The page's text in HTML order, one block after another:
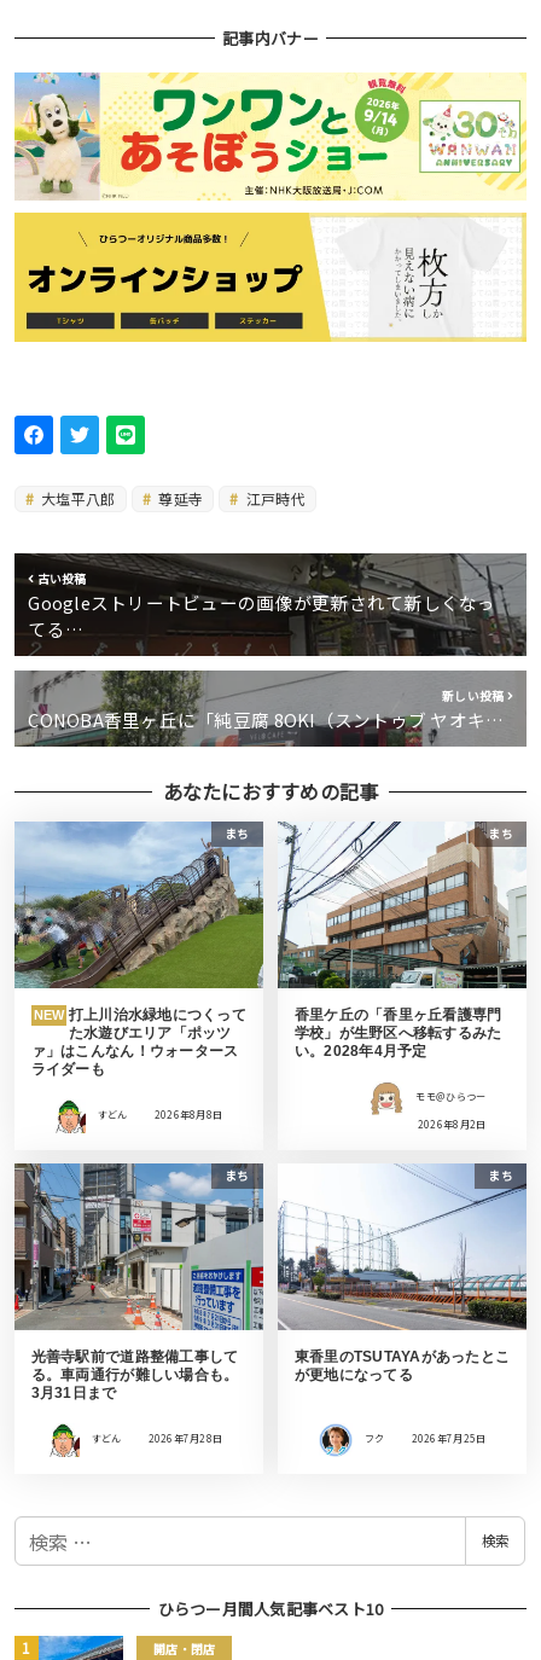
記事内バナー
大塩平八郎 尊延寺 江戸時代
古い投稿
Googleストリートビューの画像が更新されて新しくなっ
てる…
新しい投稿
CONOBA香里ヶ丘に「純豆腐 8OKI（スントゥブ ヤオキ…
あなたにおすすめの記事
まち
NEW 打上川治水緑地につくって
た水遊びエリア「ポッツ
ァ」はこんなん！ウォータース
ライダーも
すどん 2026年8月8日
まち
香里ケ丘の「香里ヶ丘看護専門
学校」が生野区へ移転するみた
い。2028年4月予定
モモ＠ひらつー
2026年8月2日
まち
光善寺駅前で道路整備工事して
る。車両通行が難しい場合も。
3月31日まで
すどん 2026年7月28日
まち
東香里のTSUTAYAがあったとこ
が更地になってる
フク 2026年7月25日
検
検索
ひらつー月間人気記事ベスト10
開店・閉店